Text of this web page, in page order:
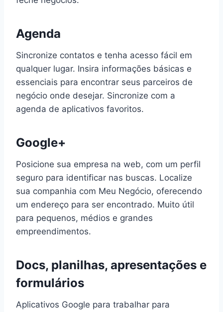
Agenda
Sincronize contatos e tenha acesso fácil em
qualquer lugar. Insira informações básicas e
essenciais para encontrar seus parceiros de
negócio onde desejar. Sincronize com a
agenda de aplicativos favoritos.
Google+
Posicione sua empresa na web, com um perfil
seguro para identificar nas buscas. Localize
sua companhia com Meu Negócio, oferecendo
um endereço para ser encontrado. Muito útil
para pequenos, médios e grandes
empreendimentos.
Docs, planilhas, apresentações e
formulários
Aplicativos Google para trabalhar para